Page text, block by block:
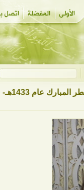
صور في صلاة عيد الفطر المبارك عام 1433هـ-